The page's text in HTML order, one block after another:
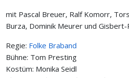
mit Pascal Breuer, Ralf Komorr,
Burza, Dominik Meurer und
Regie: Folke Braband
Bühne: Tom Presting
Kostüm: Monika Seidl